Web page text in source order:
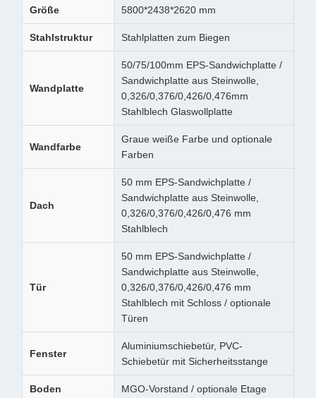
Größe 5800*2438*2620 mm
Stahlstruktur Stahlplatten zum Biegen
Wandplatte
50/75/100mm EPS-Sandwichplatte /
Sandwichplatte aus Steinwolle,
0,326/0,376/0,426/0,476mm
Stahlblech Glaswollplatte
Wandfarbe
Graue weiße Farbe und optionale
Farben
Dach
50 mm EPS-Sandwichplatte /
Sandwichplatte aus Steinwolle,
0,326/0,376/0,426/0,476 mm
Stahlblech
Tür
50 mm EPS-Sandwichplatte /
Sandwichplatte aus Steinwolle,
0,326/0,376/0,426/0,476 mm
Stahlblech mit Schloss / optionale
Türen
Fenster
Aluminiumschiebetür, PVC-
Schiebetür mit Sicherheitsstange
Boden MGO-Vorstand / optionale Etage